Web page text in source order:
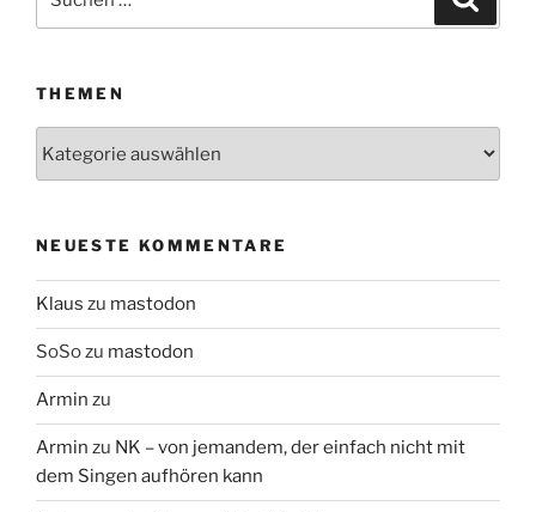
THEMEN
NEUESTE KOMMENTARE
Klaus zu mastodon
SoSozu mastodon
Armin zu
Armin zu NK – von jemandem, der einfach nicht mit
dem Singen aufhören kann